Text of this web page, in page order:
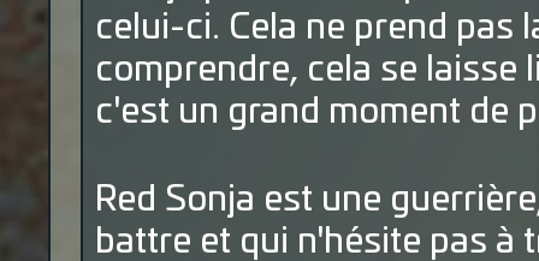
celui-ci. Cela ne prend pas
comprendre, cela se laisse
c'est un grand moment de
Red Sonja est une
battre et qui n'hésite pas à